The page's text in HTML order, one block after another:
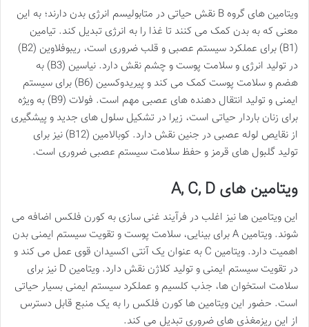
ویتامین های گروه B نقش حیاتی در متابولیسم انرژی بدن دارند؛ به این
معنی که به بدن کمک می کنند تا غذا را به انرژی تبدیل کند. تیامین
(B1) برای عملکرد سیستم عصبی و قلب ضروری است، ریبوفلاوین (B2)
در تولید انرژی و سلامت پوست و چشم نقش دارد. نیاسین (B3) به
هضم و سلامت پوست کمک می کند و پیریدوکسین (B6) برای سیستم
ایمنی و تولید انتقال دهنده های عصبی مهم است. فولات (B9) به ویژه
برای زنان باردار حیاتی است، زیرا در تشکیل سلول های جدید و پیشگیری
از نقایص لوله عصبی در جنین نقش دارد. کوبالامین (B12) نیز برای
تولید گلبول های قرمز و حفظ سلامت سیستم عصبی ضروری است.
ویتامین های A, C, D
این ویتامین ها نیز اغلب در فرآیند غنی سازی به کورن فلکس اضافه می
شوند. ویتامین A برای بینایی، سلامت پوست و تقویت سیستم ایمنی بدن
اهمیت دارد. ویتامین C به عنوان یک آنتی اکسیدان قوی عمل می کند و
در تقویت سیستم ایمنی و تولید کلاژن نقش دارد. ویتامین D نیز برای
سلامت استخوان ها، جذب کلسیم و عملکرد سیستم ایمنی بسیار حیاتی
است. حضور این ویتامین ها کورن فلکس را به یک منبع قابل دسترس
از این ریزمغذی های ضروری تبدیل می کند.